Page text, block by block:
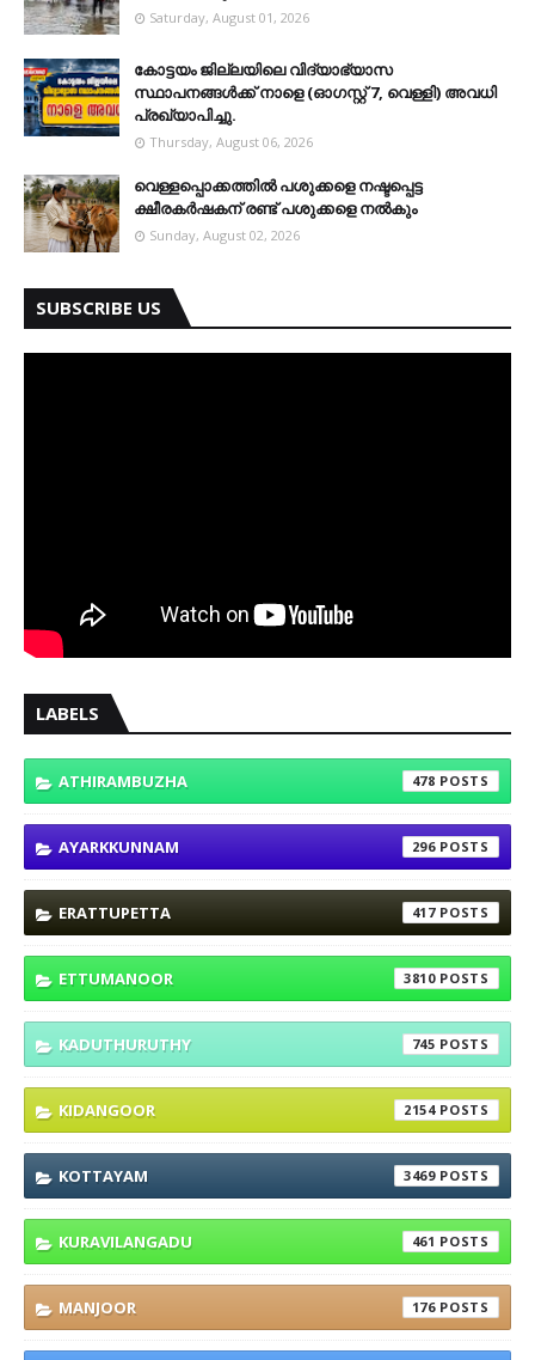
Saturday, August 01, 2026
കോട്ടയം ജില്ലയിലെ വിദ്യാഭ്യാസ
സ്ഥാപനങ്ങള്‍ക്ക് നാളെ (ഓഗസ്റ്റ് 7, വെള്ളി) അവധി
പ്രഖ്യാപിച്ചു.
Thursday, August 06, 2026
വെള്ളപ്പൊക്കത്തില്‍ പശുക്കളെ നഷ്ടപ്പെട്ട
ക്ഷീരകര്‍ഷകന് രണ്ട് പശുക്കളെ നല്‍കും
Sunday, August 02, 2026
SUBSCRIBE US
LABELS
ATHIRAMBUZHA 478
AYARKKUNNAM 296
ERATTUPETTA 417
ETTUMANOOR 3810
KADUTHURUTHY 745
KIDANGOOR 2154
KOTTAYAM 3469
KURAVILANGADU 461
MANJOOR 176